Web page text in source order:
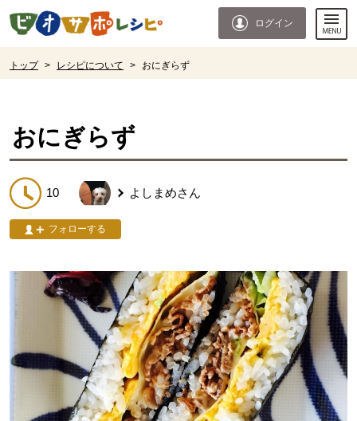
ページの先頭です。
ログイン
トップ > レシピについて > おにぎらず
おにぎらず
10 よしまめさん
フォローする